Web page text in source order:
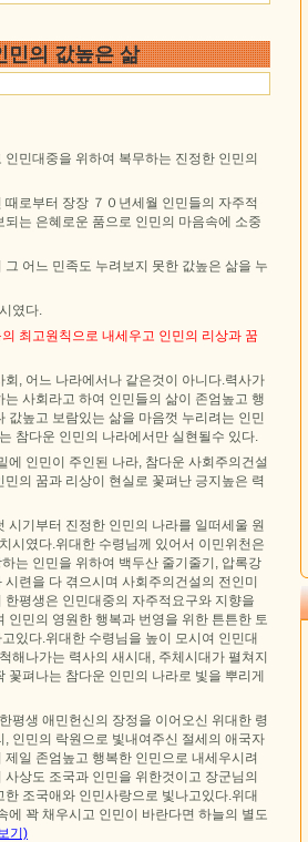
민의 값높은 삶
민대중을 위하여 복무하는 진정한 인민의
로부터 장장 ７０년세월 인민들의 자주적
는 은혜로운 품으로 인민의 마음속에 소중
어느 민족도 누려보지 못한 값높은 삶을 누
였다.
최고원칙으로 내세우고 인민의 리상과 꿈
, 어느 나라에서나 같은것이 아니다.력사가
사회라고 하여 인민들의 삶이 존엄높고 행
높고 보람있는 삶을 마음껏 누리려는 인민
참다운 인민의 나라에서만 실현될수 있다.
인민이 주인된 나라, 참다운 사회주의건설
의 꿈과 리상이 현실로 꽃펴난 긍지높은 력
시기부터 진정한 인민의 나라를 일떠세울 원
시였다.위대한 수령님께 있어서 이민위천은
는 인민을 위하여 백두산 줄기줄기, 압록강
련을 다 겪으시며 사회주의건설의 전인미
평생은 인민대중의 자주적요구와 지향을
인민의 영원한 행복과 번영을 위한 튼튼한 토
있다.위대한 수령님을 높이 모시여 인민대
해나가는 력사의 새시대, 주체시대가 펼쳐지
꽃펴나는 참다운 인민의 나라로 빛을 뿌리게
평생 애민헌신의 장정을 이어오신 위대한 령
인민의 락원으로 빛내여주신 절세의 애국자
일 존엄높고 행복한 인민으로 내세우시려
상도 조국과 인민을 위한것이고 장군님의
조국애와 인민사랑으로 빛나고있다.위대
에 꽉 채우시고 인민이 바란다면 하늘의 별도
기)